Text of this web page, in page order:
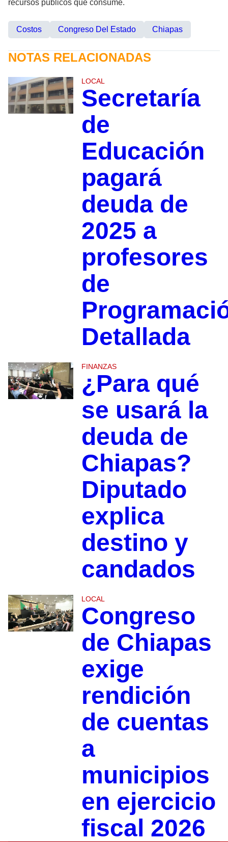
recursos públicos que consume.
Costos Congreso Del Estado Chiapas
NOTAS RELACIONADAS
LOCAL
Secretaría
de
Educación
pagará
deuda de
2025 a
profesores
de
Detallada
FINANZAS
¿Para qué
se usará la
deuda de
Chiapas?
Diputado
explica
destino y
candados
LOCAL
Congreso
de Chiapas
exige
rendición
de cuentas
a
municipios
en ejercicio
fiscal 2026